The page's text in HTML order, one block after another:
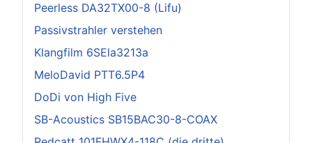
Peerless DA32TX00-8 (Lifu)
Passivstrahler verstehen
Klangfilm 6SEla3213a
MeloDavid PTT6.5P4
DoDi von High Five
SB-Acoustics SB15BAC30-8-COAX